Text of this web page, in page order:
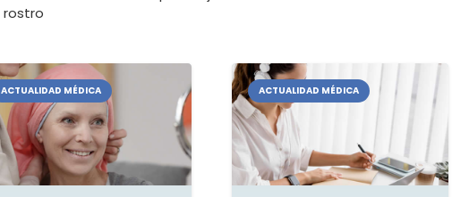
rostro
ACTUALIDAD MÉDICA ACTUALIDAD MÉDICA